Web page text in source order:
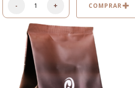
- + COMPRAR